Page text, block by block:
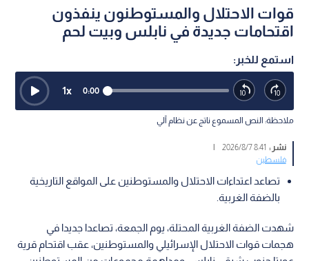
قوات الاحتلال والمستوطنون ينفذون
اقتحامات جديدة في نابلس وبيت لحم
استمع للخبر:
0:00
1x
ملاحظة: النص المسموع ناتج عن نظام آلي
نشر : 8:41 2026/8/7
|
فلسطين
تصاعد اعتداءات الاحتلال والمستوطنين على المواقع التاريخية
بالضفة الغربية.
شهدت الضفة الغربية المحتلة، يوم الجمعة، تصاعدا جديدا في
هجمات قوات الاحتلال الإسرائيلي والمستوطنين، عقب اقتحام قرية